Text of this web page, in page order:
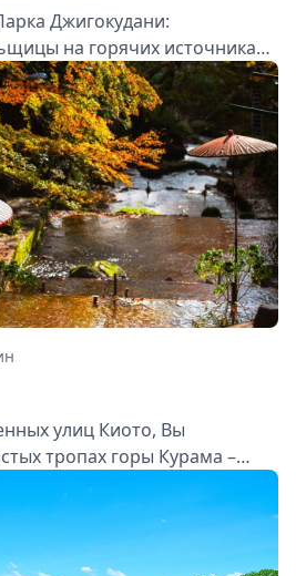
Джигокудани:
на горячих источниках
улиц Киото, Вы
тропах горы Курама –
посреди
место издревле почиталось
отражение в его
чистейшей энергии.